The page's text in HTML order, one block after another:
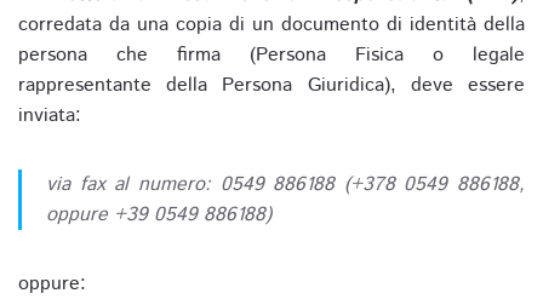
corredata da una copia di un documento di identità della
persona che firma (Persona Fisica o legale
rappresentante della Persona Giuridica), deve essere
inviata:
via fax al numero: 0549 886188 (+378 0549 886188,
oppure +39 0549 886188)
oppure: